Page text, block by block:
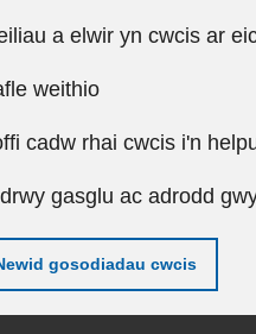
a elwir yn cwcis ar
weithio
cadw rhai cwcis i'n
gasglu ac adrodd
gosodiadau cwcis